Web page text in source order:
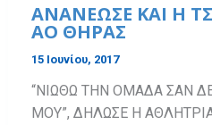
ΑΝΑΝΕΩΣΕ ΚΑΙ Η
ΑΟ ΘΗΡΑΣ
15 Ιουνίου, 2017
“ΝΙΩΘΩ ΤΗΝ ΟΜΑΔΑ ΣΑΝ
ΜΟΥ”, ΔΗΛΩΣΕ Η